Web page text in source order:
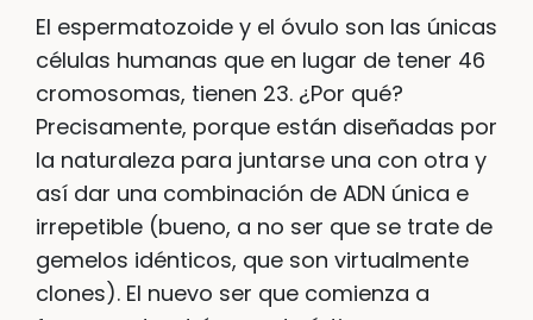
El espermatozoide y el óvulo son las únicas
células humanas que en lugar de tener 46
cromosomas, tienen 23. ¿Por qué?
Precisamente, porque están diseñadas por
la naturaleza para juntarse una con otra y
así dar una combinación de ADN única e
irrepetible (bueno, a no ser que se trate de
gemelos idénticos, que son virtualmente
clones). El nuevo ser que comienza a